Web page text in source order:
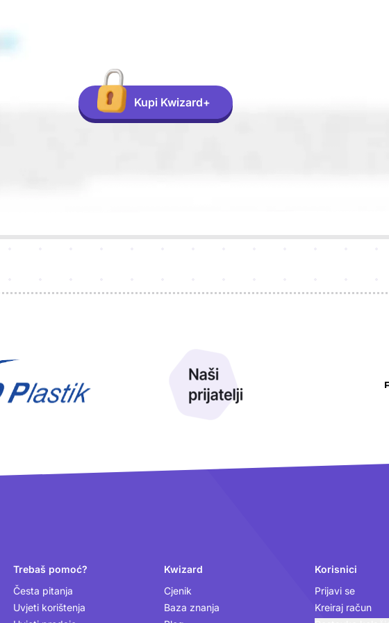
Kupi Kwizard+
Trebaš pomoć?
Česta pitanja
Uvjeti korištenja
Kwizard
Cjenik
Baza znanja
Korisnici
Prijavi se
Kreiraj račun